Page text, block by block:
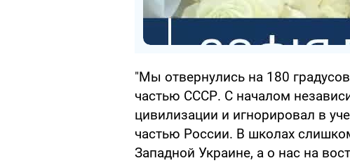
"Мы отвернулись на 180
частью СССР. С началом
цивилизации и игнорировал в
частью России. В школах
Западной Украине, а о нас на